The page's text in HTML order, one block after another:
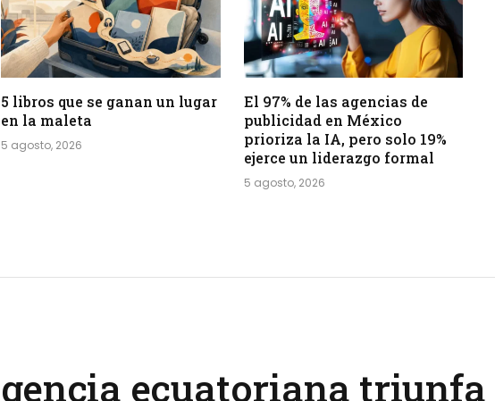
5 libros que se ganan un lugar
en la maleta
5 agosto, 2026
El 97% de las agencias de
publicidad en México
prioriza la IA, pero solo 19%
ejerce un liderazgo formal
5 agosto, 2026
ecuatoriana